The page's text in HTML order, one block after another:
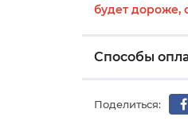
будет дороже,
Способы
Поделиться: